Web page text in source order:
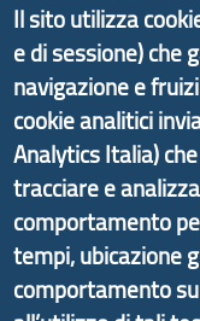
Il portale di
di Genova Città
partire dal
promosso dal
Economico e
delle valli
informazioni ed
Il sito utilizza
e di sessione) che
navigazione e
cookie analitici
Analytics Italia)
tracciare e
comportamento
tempi, ubicazione
comportamento